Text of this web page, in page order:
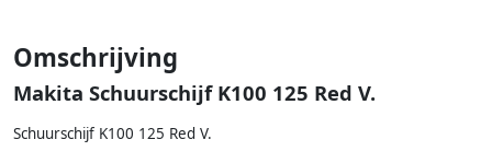
Omschrijving
Makita Schuurschijf K100 125 Red V.
Schuurschijf K100 125 Red V.